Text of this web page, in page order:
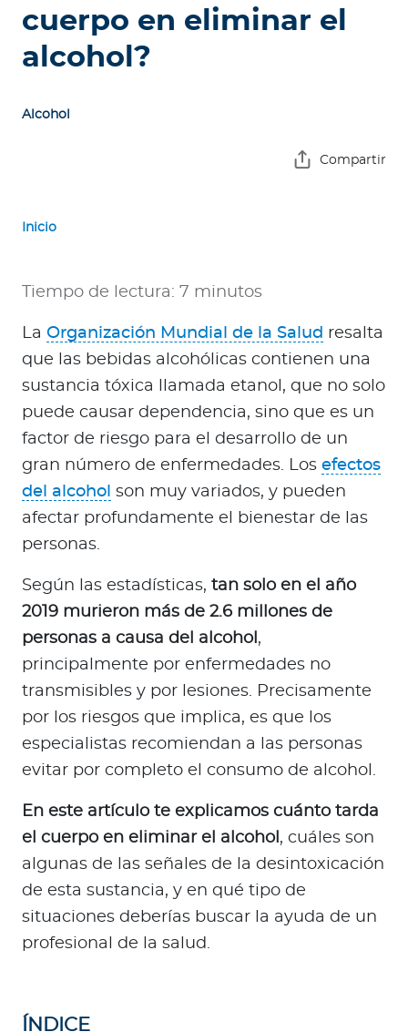
A
d
d
Contáctanos
cuerpo en eliminar el
alcohol?
Alcohol
Compartir
Inicio
Tiempo de lectura: 7 minutos
La Organización Mundial de la Salud resalta
que las bebidas alcohólicas contienen una
sustancia tóxica llamada etanol, que no solo
puede causar dependencia, sino que es un
factor de riesgo para el desarrollo de un
gran número de enfermedades. Los efectos
del alcohol son muy variados, y pueden
afectar profundamente el bienestar de las
personas.
Según las estadísticas, tan solo en el año
2019 murieron más de 2.6 millones de
personas a causa del alcohol ,
principalmente por enfermedades no
transmisibles y por lesiones. Precisamente
por los riesgos que implica, es que los
especialistas recomiendan a las personas
evitar por completo el consumo de alcohol.
En este artículo te explicamos cuánto tarda
el cuerpo en eliminar el alcohol , cuáles son
algunas de las señales de la desintoxicación
de esta sustancia, y en qué tipo de
situaciones deberías buscar la ayuda de un
profesional de la salud.
ÍNDICE